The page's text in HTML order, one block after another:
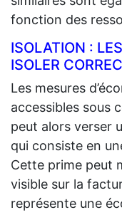
fonction des
ISOLATION :
ISOLER
Les mesures
accessibles sous
peut alors verser
qui consiste en
Cette prime peut
visible sur la
représente une